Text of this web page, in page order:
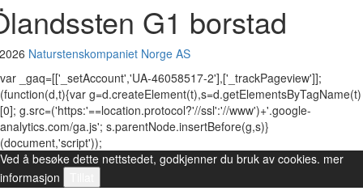
G1 borstad
Naturstenskompaniet Norge AS
var _gaq=[['_setAccount','UA-46058517-2'],['_trackPageview']];
(function(d,t){var g=d.createElement(t),s=d.getElementsByTagName(t)
[0]; g.src=('https:'==location.protocol?'//ssl':'//www')+'.google-
analytics.com/ga.js'; s.parentNode.insertBefore(g,s)}
(document,'script'));
Ved å besøke dette nettstedet, godkjenner du bruk av cookies. mer
informasjon